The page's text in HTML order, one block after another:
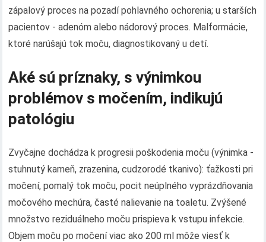
zápalový proces na pozadí pohlavného ochorenia; u starších
pacientov - adenóm alebo nádorový proces. Malformácie,
ktoré narúšajú tok moču, diagnostikovaný u detí.
Aké sú príznaky, s výnimkou
problémov s močením, indikujú
patológiu
Zvyčajne dochádza k progresii poškodenia moču (výnimka -
stuhnutý kameň, zrazenina, cudzorodé tkanivo): ťažkosti pri
močení, pomalý tok moču, pocit neúplného vyprázdňovania
močového mechúra, časté nalievanie na toaletu. Zvýšené
množstvo reziduálneho moču prispieva k vstupu infekcie.
Objem moču po močení viac ako 200 ml môže viesť k